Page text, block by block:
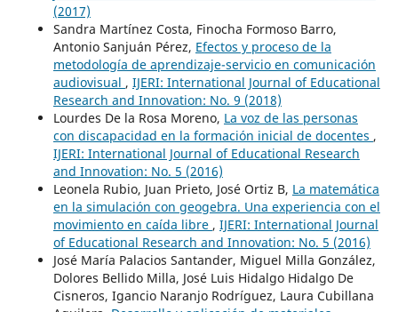
(2017)
Sandra Martínez Costa, Finocha Formoso Barro,
Antonio Sanjuán Pérez, Efectos y proceso de la
metodología de aprendizaje-servicio en comunicación
audiovisual , IJERI: International Journal of Educational
Research and Innovation: No. 9 (2018)
Lourdes De la Rosa Moreno, La voz de las personas
con discapacidad en la formación inicial de docentes ,
IJERI: International Journal of Educational Research
and Innovation: No. 5 (2016)
Leonela Rubio, Juan Prieto, José Ortiz B, La matemática
en la simulación con geogebra. Una experiencia con el
movimiento en caída libre , IJERI: International Journal
of Educational Research and Innovation: No. 5 (2016)
José María Palacios Santander, Miguel Milla González,
Dolores Bellido Milla, José Luis Hidalgo Hidalgo De
Cisneros, Igancio Naranjo Rodríguez, Laura Cubillana